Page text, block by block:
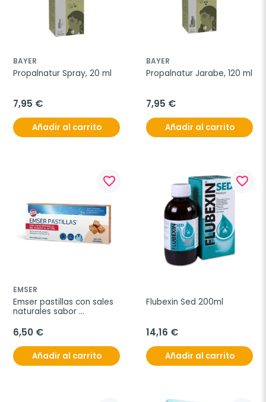
BAYER
Propalnatur Spray, 20 ml
7,95 €
Añadir al carrito
BAYER
Propalnatur Jarabe, 120 ml
7,95 €
Añadir al carrito
favorite_border
EMSER
Emser pastillas con sales
naturales sabor
6,50 €
Añadir al carrito
favorite_border
Flubexin Sed 200ml
14,16 €
Añadir al carrito